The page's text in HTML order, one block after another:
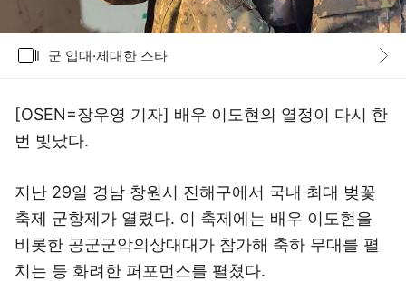
군 입대·제대한 스타
[OSEN=장우영 기자] 배우 이도현의 열정이 다시 한
번 빛났다.
지난 29일 경남 창원시 진해구에서 국내 최대 벚꽃
축제 군항제가 열렸다. 이 축제에는 배우 이도현을
비롯한 공군군악의상대대가 참가해 축하 무대를 펼
치는 등 화려한 퍼포먼스를 펼쳤다.